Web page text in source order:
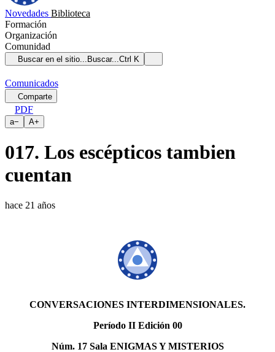
Novedades Biblioteca
Formación
Organización
Comunidad
Buscar en el sitio... Buscar...Ctrl K
Comunicados
Comparte
PDF
a− A+
017. Los escépticos tambien
cuentan
hace 21 años
CONVERSACIONES INTERDIMENSIONALES.
Período II Edición 00
Núm. 17 Sala ENIGMAS Y MISTERIOS